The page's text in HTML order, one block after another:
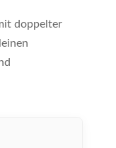
doppelter